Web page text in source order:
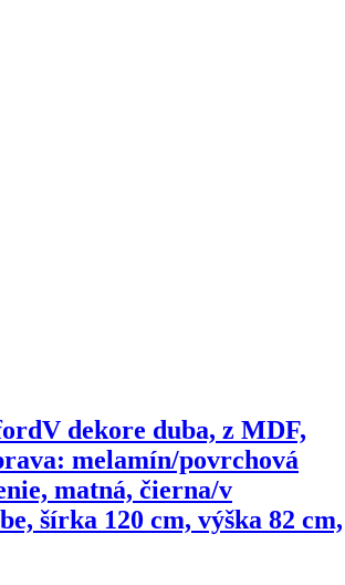
V dekore duba, z MDF,
melamín/povrchová
matná, čierna/v
šírka 120 cm, výška 82 cm,